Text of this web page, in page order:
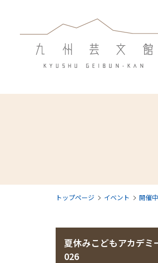
トップページ イベント 開催
夏休みこどもアカデミ
026